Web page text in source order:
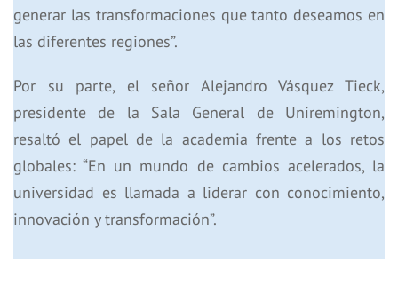
generar las transformaciones que tanto deseamos en
las diferentes regiones”.
Por su parte, el señor Alejandro Vásquez Tieck,
presidente de la Sala General de Uniremington,
resaltó el papel de la academia frente a los retos
globales: “En un mundo de cambios acelerados, la
universidad es llamada a liderar con conocimiento,
innovación y transformación”.